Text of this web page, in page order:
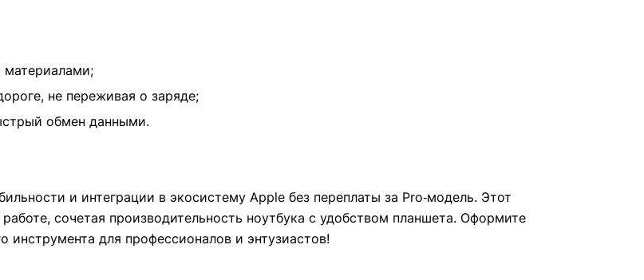
материалами;
не переживая о заряде;
обмен данными.
и интеграции в экосистему Apple без переплаты за Pro‑модель. Этот
сочетая производительность ноутбука с удобством планшета. Оформите
для профессионалов и энтузиастов!